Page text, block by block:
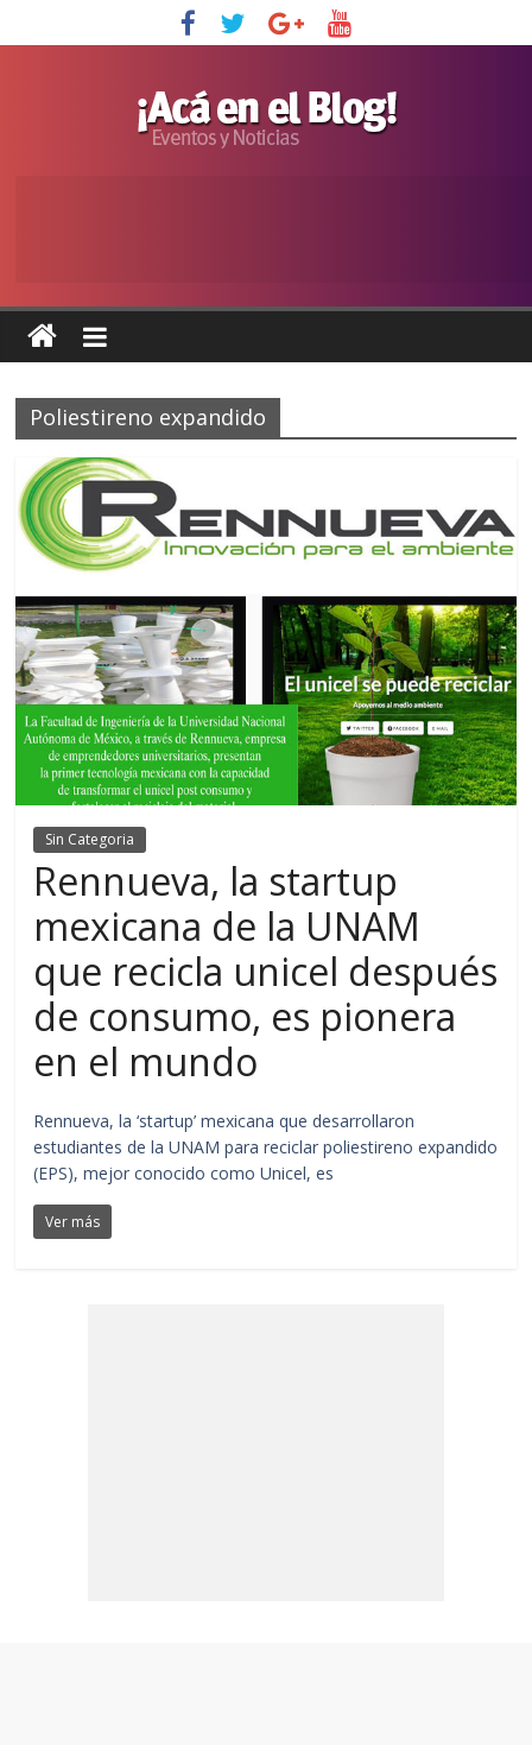
Poliestireno expandido
Sin Categoria
Rennueva, la startup
mexicana de la UNAM
que recicla unicel después
de consumo, es pionera
en el mundo
Rennueva, la ‘startup’ mexicana que desarrollaron
estudiantes de la UNAM para reciclar poliestireno expandido
(EPS), mejor conocido como Unicel, es
Ver más